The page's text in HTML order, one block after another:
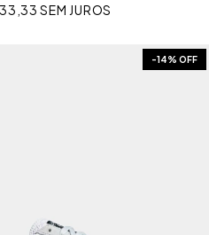
SEM JUROS
-14% OFF